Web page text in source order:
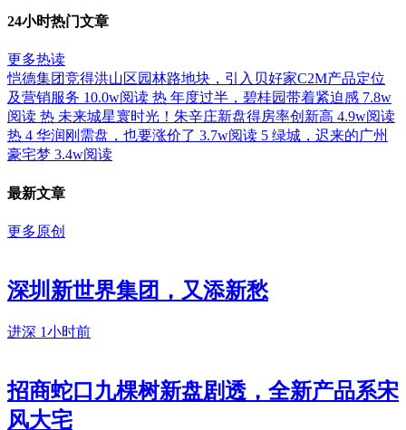
24小时热门文章
更多热读
恺德集团竞得洪山区园林路地块，引入贝好家C2M产品定位
及营销服务 10.0w阅读 热 年度过半，碧桂园带着紧迫感 7.8w
阅读 热 未来城星寰时光！朱辛庄新盘得房率创新高 4.9w阅读
热 4 华润刚需盘，也要涨价了 3.7w阅读 5 绿城，迟来的广州
豪宅梦 3.4w阅读
最新文章
更多原创
深圳新世界集团，又添新愁
进深 1小时前
招商蛇口九棵树新盘剧透，全新产品系宋
风大宅